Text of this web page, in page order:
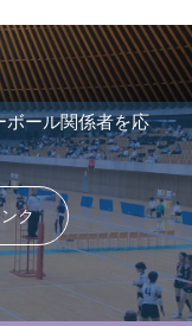
ボール関係者を応
ク